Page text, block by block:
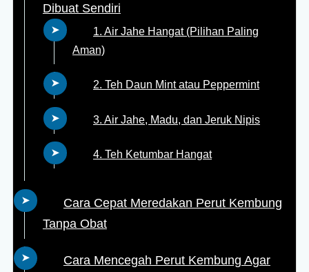
Dibuat Sendiri
1. Air Jahe Hangat (Pilihan Paling
Aman)
2. Teh Daun Mint atau Peppermint
3. Air Jahe, Madu, dan Jeruk Nipis
4. Teh Ketumbar Hangat
Cara Cepat Meredakan Perut Kembung
Tanpa Obat
Cara Mencegah Perut Kembung Agar